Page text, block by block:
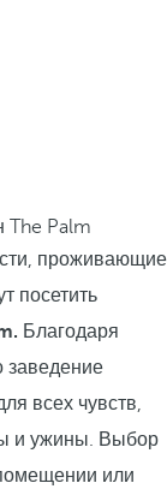
The Palm
проживающие
посетить
Благодаря
заведение
всех чувств,
и ужины. Выбор
или